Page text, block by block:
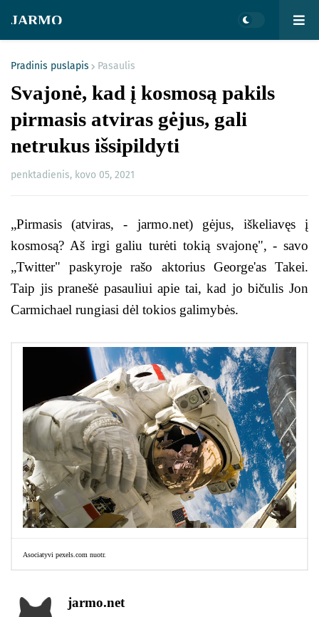
JARMO
Pradinis puslapis Pasaulis
Svajonė, kad į kosmosą pakils
pirmasis atviras gėjus, gali
netrukus išsipildyti
penktadienis, kovo 05, 2021
„Pirmasis (atviras, - jarmo.net) gėjus, iškeliavęs į
kosmosą? Aš irgi galiu turėti tokią svajonę", - savo
„Twitter" paskyroje rašo aktorius George'as Takei.
Taip jis pranešė pasauliui apie tai, kad jo bičulis Jon
Carmichael rungiasi dėl tokios galimybės.
Asociatyvi pexels.com nuotr.
jarmo.net